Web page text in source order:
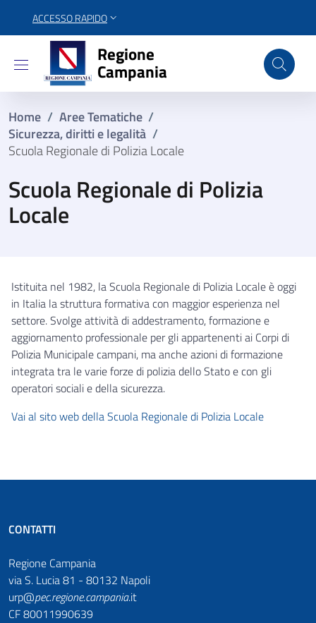
ACCESSO RAPIDO
Regione Campania
Regione
Campania
Home / Aree Tematiche /
Sicurezza, diritti e legalità /
Scuola Regionale di Polizia Locale
Scuola Regionale di Polizia
Locale
Istituita nel 1982, la Scuola Regionale di Polizia Locale è oggi
in Italia la struttura formativa con maggior esperienza nel
settore. Svolge attività di addestramento, formazione e
aggiornamento professionale per gli appartenenti ai Corpi di
Polizia Municipale campani, ma anche azioni di formazione
integrata tra le varie forze di polizia dello Stato e con gli
operatori sociali e della sicurezza.
Vai al sito web della Scuola Regionale di Polizia Locale
CONTATTI
Regione Campania
via S. Lucia 81 - 80132 Napoli
urp@pec.regione.campania.it
CF 80011990639